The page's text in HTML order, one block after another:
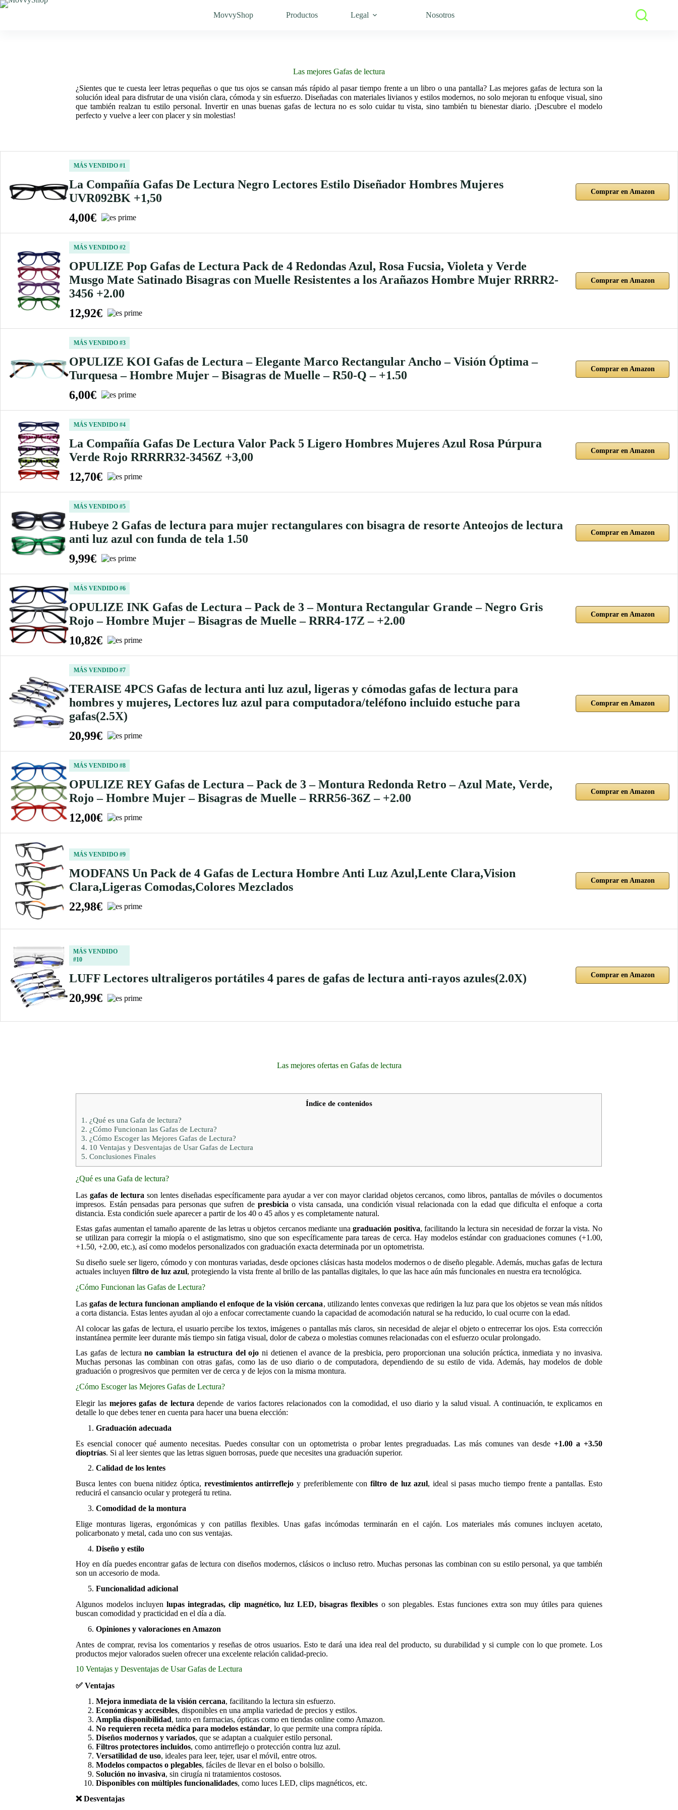
Saltar
MovvyShop Productos Legal Nosotros
Las mejores Gafas de lectura
¿Sientes que te cuesta leer letras pequeñas o que tus ojos se cansan más rápido al pasar tiempo frente a un libro o una pantalla? Las mejores gafas de lectura son la
solución ideal para disfrutar de una visión clara, cómoda y sin esfuerzo. Diseñadas con materiales livianos y estilos modernos, no solo mejoran tu enfoque visual, sino
que también realzan tu estilo personal. Invertir en unas buenas gafas de lectura no es solo cuidar tu vista, sino también tu bienestar diario. ¡Descubre el modelo
perfecto y vuelve a leer con placer y sin molestias!
MÁS VENDIDO #1
La Compañía Gafas De Lectura Negro Lectores Estilo Diseñador Hombres Mujeres
UVR092BK +1,50
4,00€
Comprar en Amazon
MÁS VENDIDO #2
OPULIZE Pop Gafas de Lectura Pack de 4 Redondas Azul, Rosa Fucsia, Violeta y Verde
Musgo Mate Satinado Bisagras con Muelle Resistentes a los Arañazos Hombre Mujer RRRR2-
3456 +2.00
12,92€
Comprar en Amazon
MÁS VENDIDO #3
OPULIZE KOI Gafas de Lectura – Elegante Marco Rectangular Ancho – Visión Óptima –
Turquesa – Hombre Mujer – Bisagras de Muelle – R50-Q – +1.50
6,00€
Comprar en Amazon
MÁS VENDIDO #4
La Compañía Gafas De Lectura Valor Pack 5 Ligero Hombres Mujeres Azul Rosa Púrpura
Verde Rojo RRRRR32-3456Z +3,00
12,70€
Comprar en Amazon
MÁS VENDIDO #5
Hubeye 2 Gafas de lectura para mujer rectangulares con bisagra de resorte Anteojos de lectura
anti luz azul con funda de tela 1.50
9,99€
Comprar en Amazon
MÁS VENDIDO #6
OPULIZE INK Gafas de Lectura – Pack de 3 – Montura Rectangular Grande – Negro Gris
Rojo – Hombre Mujer – Bisagras de Muelle – RRR4-17Z – +2.00
10,82€
Comprar en Amazon
MÁS VENDIDO #7
TERAISE 4PCS Gafas de lectura anti luz azul, ligeras y cómodas gafas de lectura para
hombres y mujeres, Lectores luz azul para computadora/teléfono incluido estuche para
gafas(2.5X)
20,99€
Comprar en Amazon
MÁS VENDIDO #8
OPULIZE REY Gafas de Lectura – Pack de 3 – Montura Redonda Retro – Azul Mate, Verde,
Rojo – Hombre Mujer – Bisagras de Muelle – RRR56-36Z – +2.00
12,00€
Comprar en Amazon
MÁS VENDIDO #9
MODFANS Un Pack de 4 Gafas de Lectura Hombre Anti Luz Azul,Lente Clara,Vision
Clara,Ligeras Comodas,Colores Mezclados
22,98€
Comprar en Amazon
MÁS VENDIDO
#10
LUFF Lectores ultraligeros portátiles 4 pares de gafas de lectura anti-rayos azules(2.0X)
20,99€
Comprar en Amazon
Las mejores ofertas en Gafas de lectura
Índice de contenidos
1. ¿Qué es una Gafa de lectura?
2. ¿Cómo Funcionan las Gafas de Lectura?
3. ¿Cómo Escoger las Mejores Gafas de Lectura?
4. 10 Ventajas y Desventajas de Usar Gafas de Lectura
5. Conclusiones Finales
¿Qué es una Gafa de lectura?
Lasgafas de lectura son lentes diseñadas específicamente para ayudar a ver con mayor claridad objetos cercanos, como libros, pantallas de móviles o documentos
impresos. Están pensadas para personas que sufren de presbicia o vista cansada, una condición visual relacionada con la edad que dificulta el enfoque a corta
distancia. Esta condición suele aparecer a partir de los 40 o 45 años y es completamente natural.
Estas gafas aumentan el tamaño aparente de las letras u objetos cercanos mediante unagraduación positiva, facilitando la lectura sin necesidad de forzar la vista. No
se utilizan para corregir la miopía o el astigmatismo, sino que son específicamente para tareas de cerca. Hay modelos estándar con graduaciones comunes (+1.00,
+1.50, +2.00, etc.), así como modelos personalizados con graduación exacta determinada por un optometrista.
Su diseño suele ser ligero, cómodo y con monturas variadas, desde opciones clásicas hasta modelos modernos o de diseño plegable. Además, muchas gafas de lectura
actuales incluyenfiltro de luz azul, protegiendo la vista frente al brillo de las pantallas digitales, lo que las hace aún más funcionales en nuestra era tecnológica.
¿Cómo Funcionan las Gafas de Lectura?
Lasgafas de lectura funcionan ampliando el enfoque de la visión cercana, utilizando lentes convexas que redirigen la luz para que los objetos se vean más nítidos
a corta distancia. Estas lentes ayudan al ojo a enfocar correctamente cuando la capacidad de acomodación natural se ha reducido, lo cual ocurre con la edad.
Al colocar las gafas de lectura, el usuario percibe los textos, imágenes o pantallas más claros, sin necesidad de alejar el objeto o entrecerrar los ojos. Esta corrección
instantánea permite leer durante más tiempo sin fatiga visual, dolor de cabeza o molestias comunes relacionadas con el esfuerzo ocular prolongado.
Las gafas de lecturano cambian la estructura del ojo ni detienen el avance de la presbicia, pero proporcionan una solución práctica, inmediata y no invasiva.
Muchas personas las combinan con otras gafas, como las de uso diario o de computadora, dependiendo de su estilo de vida. Además, hay modelos de doble
graduación o progresivos que permiten ver de cerca y de lejos con la misma montura.
¿Cómo Escoger las Mejores Gafas de Lectura?
Elegir las mejores gafas de lectura depende de varios factores relacionados con la comodidad, el uso diario y la salud visual. A continuación, te explicamos en
detalle lo que debes tener en cuenta para hacer una buena elección:
Graduación adecuada
Es esencial conocer qué aumento necesitas. Puedes consultar con un optometrista o probar lentes pregraduadas. Las más comunes van desde +1.00 a +3.50
dioptrías. Si al leer sientes que las letras siguen borrosas, puede que necesites una graduación superior.
Calidad de los lentes
Busca lentes con buena nitidez óptica, revestimientos antirreflejo y preferiblemente confiltro de luz azul, ideal si pasas mucho tiempo frente a pantallas. Esto
reducirá el cansancio ocular y protegerá tu retina.
Comodidad de la montura
Elige monturas ligeras, ergonómicas y con patillas flexibles. Unas gafas incómodas terminarán en el cajón. Los materiales más comunes incluyen acetato,
policarbonato y metal, cada uno con sus ventajas.
Diseño y estilo
Hoy en día puedes encontrar gafas de lectura con diseños modernos, clásicos o incluso retro. Muchas personas las combinan con su estilo personal, ya que también
son un accesorio de moda.
Funcionalidad adicional
Algunos modelos incluyen lupas integradas, clip magnético, luz LED, bisagras flexibles o son plegables. Estas funciones extra son muy útiles para quienes
buscan comodidad y practicidad en el día a día.
Opiniones y valoraciones en Amazon
Antes de comprar, revisa los comentarios y reseñas de otros usuarios. Esto te dará una idea real del producto, su durabilidad y si cumple con lo que promete. Los
productos mejor valorados suelen ofrecer una excelente relación calidad-precio.
10 Ventajas y Desventajas de Usar Gafas de Lectura
✅ Ventajas
Mejora inmediata de la visión cercana, facilitando la lectura sin esfuerzo.
Económicas y accesibles, disponibles en una amplia variedad de precios y estilos.
Amplia disponibilidad, tanto en farmacias, ópticas como en tiendas online como Amazon.
No requieren receta médica para modelos estándar, lo que permite una compra rápida.
Diseños modernos y variados, que se adaptan a cualquier estilo personal.
Filtros protectores incluidos, como antirreflejo o protección contra luz azul.
Versatilidad de uso, ideales para leer, tejer, usar el móvil, entre otros.
Modelos compactos o plegables, fáciles de llevar en el bolso o bolsillo.
Solución no invasiva, sin cirugía ni tratamientos costosos.
Disponibles con múltiples funcionalidades, como luces LED, clips magnéticos, etc.
❌Desventajas